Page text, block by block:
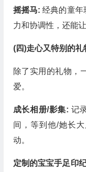
摇摇马:经典的童年
力和协调性，还能
(四)走心又特别的礼
除了实用的礼物，
爱。
成长相册/影集: 记
间，等到他/她长
动。
定制的宝宝手足印